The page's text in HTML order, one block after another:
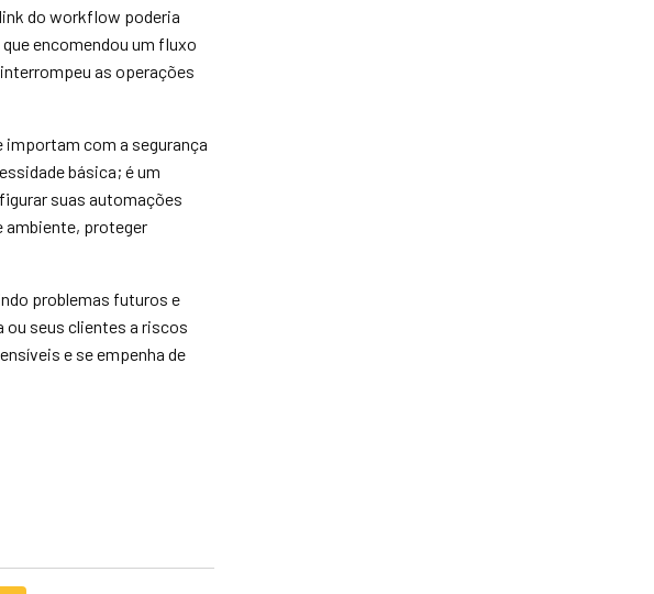
do workflow poderia
encomendou um fluxo
as operações
com a segurança
básica; é um
suas automações
ambiente, proteger
problemas futuros e
ou seus clientes a riscos
e se empenha de